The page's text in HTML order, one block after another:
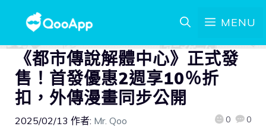
MENU
《都市傳說解體中心》正式發
售！首發優惠2週享10％折
扣，外傳漫畫同步公開
2025/02/13 作者: Mr. Qoo 0 0